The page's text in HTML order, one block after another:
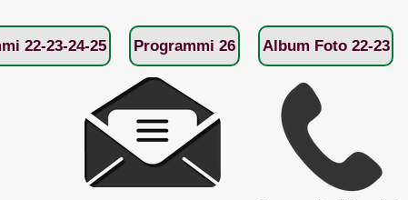
22-23-24-25 Programmi 26 Album Foto 22-23